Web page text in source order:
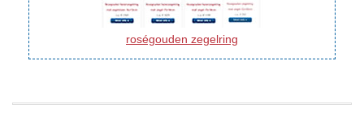
roségouden zegelring